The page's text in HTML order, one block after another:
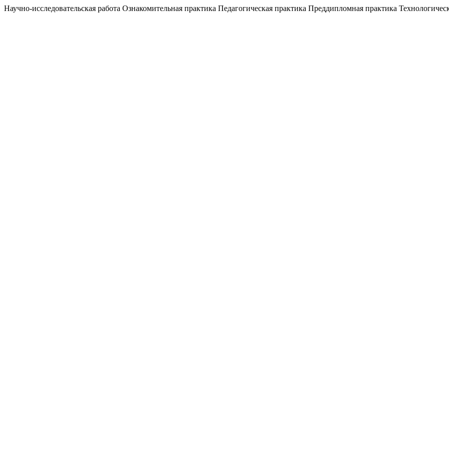
Научно-исследовательская работа Ознакомительная практика Педагогическая практика Преддипломная практика